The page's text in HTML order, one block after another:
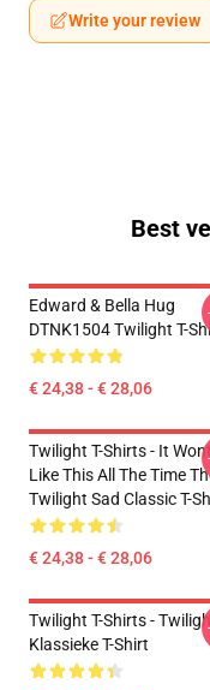
Write your review
Best
Edward & Bella Hug
DTNK1504 Twilight T-
€ 24,38 - € 28,06
Twilight T-Shirts - It
Like This All The Time
Twilight Sad Classic T-
€ 24,38 - € 28,06
Twilight T-Shirts -
Klassieke T-Shirt